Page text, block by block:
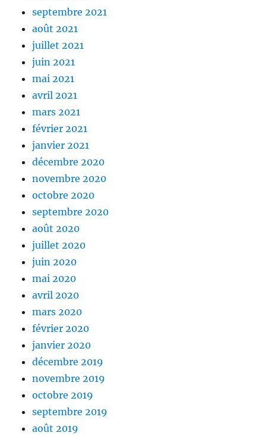
septembre 2021
août 2021
juillet 2021
juin 2021
mai 2021
avril 2021
mars 2021
février 2021
janvier 2021
décembre 2020
novembre 2020
octobre 2020
septembre 2020
août 2020
juillet 2020
juin 2020
mai 2020
avril 2020
mars 2020
février 2020
janvier 2020
décembre 2019
novembre 2019
octobre 2019
septembre 2019
août 2019